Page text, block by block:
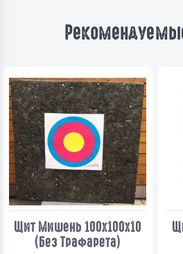
Щит Мишень 100х100х10
(без Трафарета)